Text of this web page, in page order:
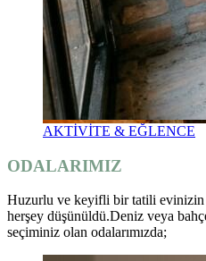
AKTİVİTE & EĞLENCE
ODALARIMIZ
Huzurlu ve keyifli bir tatili evinizin
herşey düşünüldü.Deniz veya
seçiminiz olan odalarımızda;